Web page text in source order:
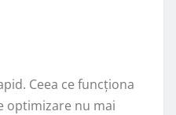
Ceea ce funcționa
optimizare nu mai